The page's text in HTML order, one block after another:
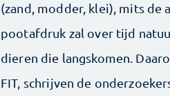
(zand, modder, klei), mits de
pootafdruk zal over tijd
dieren die langskomen.
FIT, schrijven de